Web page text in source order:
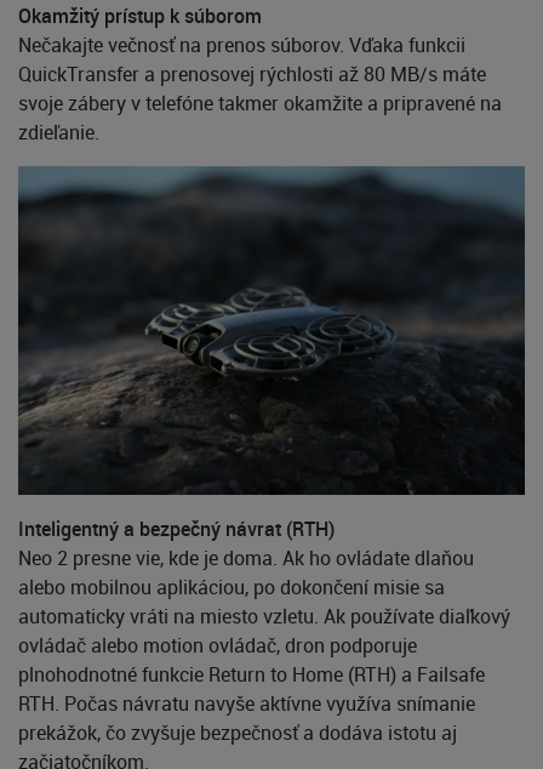
Okamžitý prístup k súborom
Nečakajte večnosť na prenos súborov. Vďaka funkcii
QuickTransfer a prenosovej rýchlosti až 80 MB/s máte
svoje zábery v telefóne takmer okamžite a pripravené na
zdieľanie.
Inteligentný a bezpečný návrat (RTH)
Neo 2 presne vie, kde je doma. Ak ho ovládate dlaňou
alebo mobilnou aplikáciou, po dokončení misie sa
automaticky vráti na miesto vzletu. Ak používate diaľkový
ovládač alebo motion ovládač, dron podporuje
plnohodnotné funkcie Return to Home (RTH) a Failsafe
RTH. Počas návratu navyše aktívne využíva snímanie
prekážok, čo zvyšuje bezpečnosť a dodáva istotu aj
začiatočníkom.